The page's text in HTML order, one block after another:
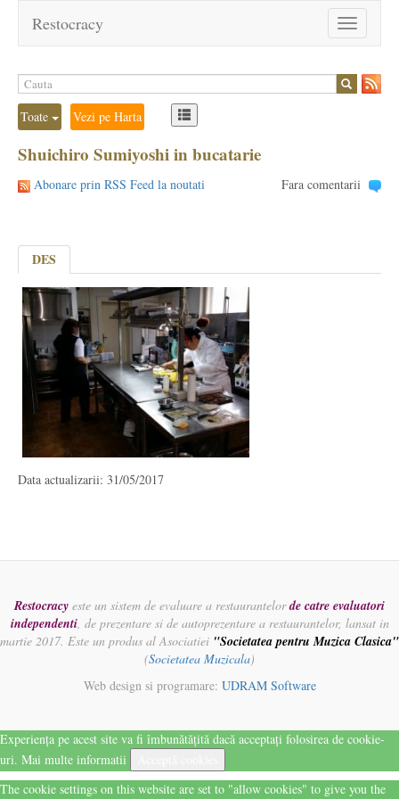
Toggle
navigation
Restocracy
Toate Vezi pe Harta
Shuichiro Sumiyoshi in bucatarie
Abonare prin RSS Feed la noutati Fara comentarii
DES
Data actualizarii: 31/05/2017
Restocracy este un sistem de evaluare a restaurantelorde catre evaluatori
independenti, de prezentare si de autoprezentare a restaurantelor, lansat in
martie 2017. Este un produs al Asociatiei "Societatea pentru Muzica Clasica"
(Societatea Muzicala)
Web design si programare: UDRAM Software
Experiența pe acest site va fi îmbunătățită dacă acceptați folosirea de cookie-
uri. Mai multe informatii
The cookie settings on this website are set to "allow cookies" to give you the